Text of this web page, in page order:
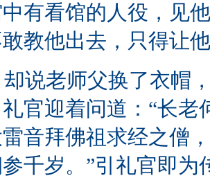
有看馆的人役，见
教他出去，只得让
说老师父换了衣帽
官迎着问道：“长老
音拜佛祖求经之僧
千岁。”引礼官即为